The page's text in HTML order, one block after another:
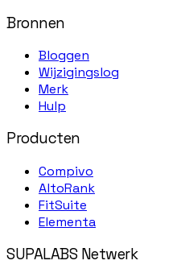
Bronnen
Bloggen
Wijzigingslog
Merk
Hulp
Producten
Compivo
AltoRank
FitSuite
Elementa
SUPALABS Netwerk